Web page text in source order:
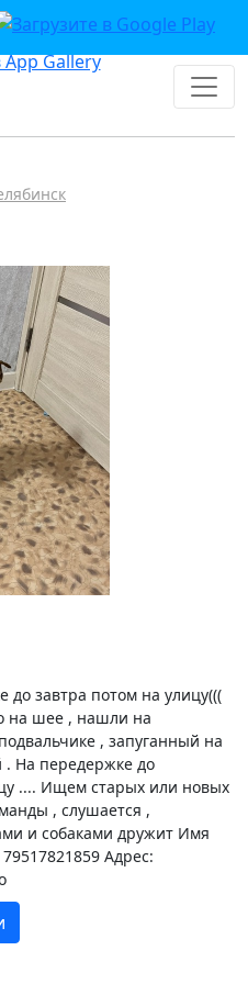
до завтра потом на улицу(((
на шее , нашли на
, запуганный на
. На передержке до
.... Ищем старых или новых
, слушается ,
и собаками дружит Имя
Адрес: